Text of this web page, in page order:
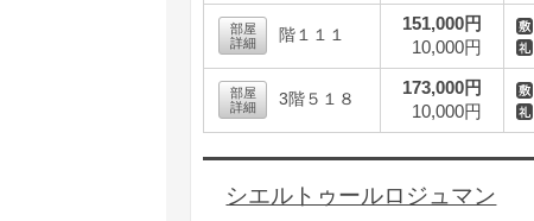
部屋
詳細
階１１１
151,000円
10,000円
部屋
詳細
3階５１８
173,000円
10,000円
シエルトゥールロジュマン